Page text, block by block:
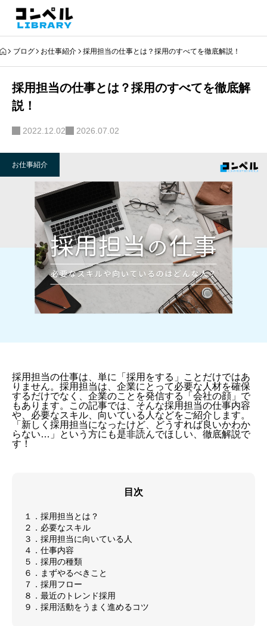
ブログ お仕事紹介 採用担当の仕事とは？採用のすべてを徹底解説！
採用担当の仕事とは？採用のすべてを徹底解
説！
2022.12.02 2026.07.02
お仕事紹介
採用担当の仕事は、単に「採用をする」ことだけではあ
りません。採用担当は、企業にとって必要な人材を確保
するだけでなく、企業のことを発信する「会社の顔」で
もあります。この記事では、そんな採用担当の仕事内容
や、必要なスキル、向いている人などをご紹介します。
「新しく採用担当になったけど、どうすれば良いかわか
らない…」という方にも是非読んでほしい、徹底解説で
す！
目次
１．採用担当とは？
２．必要なスキル
３．採用担当に向いている人
４．仕事内容
５．採用の種類
６．まずやるべきこと
７．採用フロー
８．最近のトレンド採用
９．採用活動をうまく進めるコツ